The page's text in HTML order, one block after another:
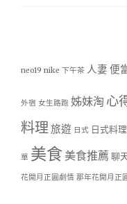
neo19 nike 下午茶 人妻 便
外宿 女生路跑 姊妹淘 心
料理旅遊 日式 日式料理
單 美食 美食推薦 聊
花開月正圓劇情 那年花開月正